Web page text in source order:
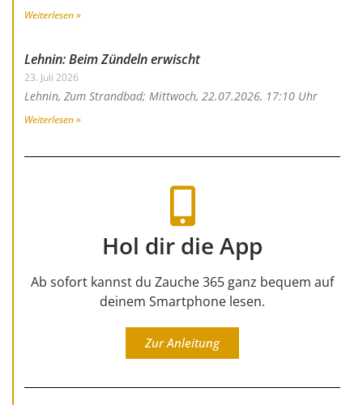
Weiterlesen »
Lehnin: Beim Zündeln erwischt
23. Juli 2026
Lehnin, Zum Strandbad; Mittwoch, 22.07.2026, 17:10 Uhr
Weiterlesen »
Hol dir die App
Ab sofort kannst du Zauche 365 ganz bequem auf
deinem Smartphone lesen.
Zur Anleitung